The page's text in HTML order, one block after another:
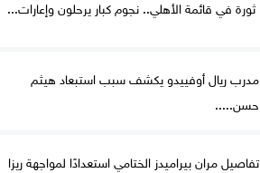
ثورة في قائمة الأهلي.. نجوم كبار يرحلون وإعارات...
مدرب ريال أوفييدو يكشف سبب استبعاد هيثم
حسن.....
تفاصيل مران بيراميدز الختامي استعدادًا لمواجهة ريزا